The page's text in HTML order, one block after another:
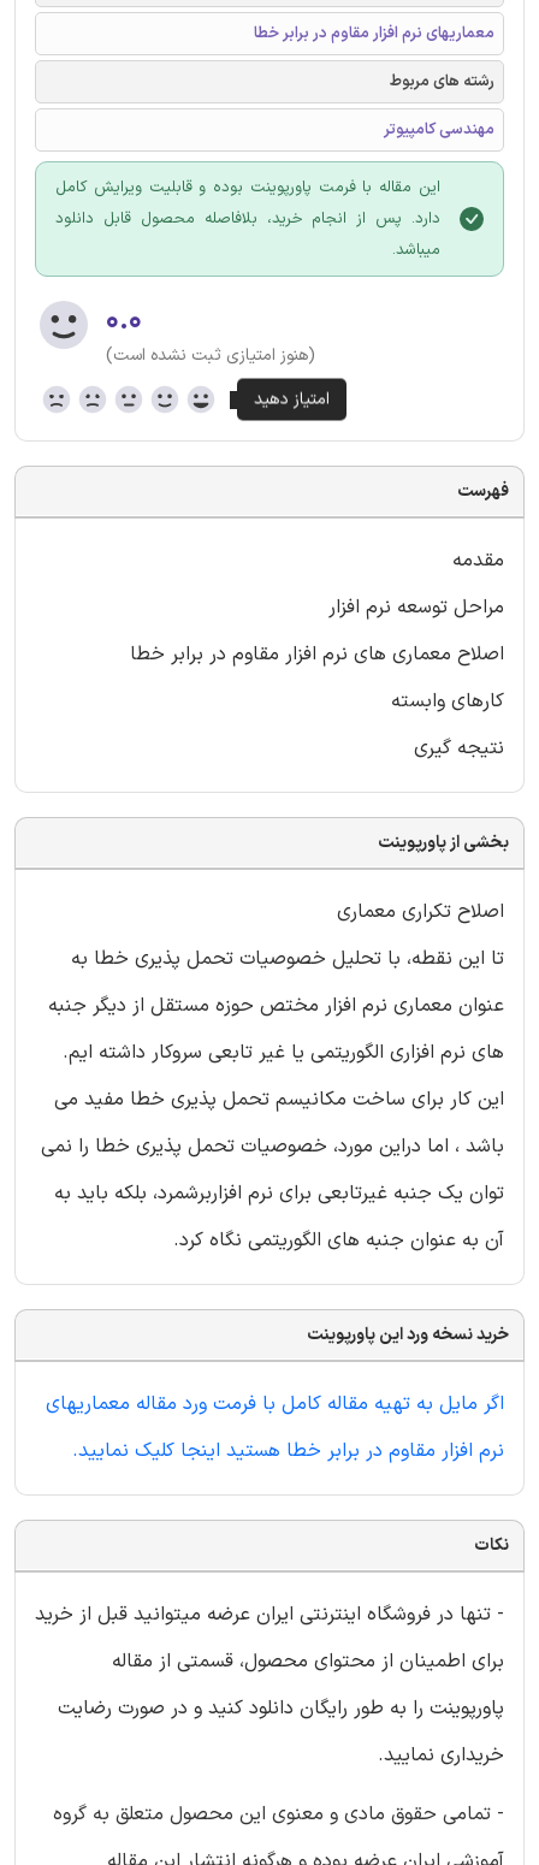
معماریهای نرم افزار مقاوم در برابر خطا
رشته های مربوط
مهندسی کامپیوتر
این مقاله با فرمت پاورپوینت بوده و قابلیت ویرایش کامل
دارد. پس از انجام خرید، بلافاصله محصول قابل دانلود
میباشد.
۰.۰
(هنوز امتیازی ثبت نشده است)
فهرست
مقدمه
مراحل توسعه نرم افزار
اصلاح معماری های نرم افزار مقاوم در برابر خطا
کارهای وابسته
نتیجه گیری
بخشی از پاورپوینت
اصلاح تکراری معماری
تا این نقطه، با تحلیل خصوصیات تحمل پذیری خطا به
عنوان معماری نرم افزار مختص حوزه مستقل از دیگر جنبه
های نرم افزاری الگوریتمی یا غیر تابعی سروکار داشته ایم.
این کار برای ساخت مکانیسم تحمل پذیری خطا مفید می
باشد ، اما دراین مورد، خصوصیات تحمل پذیری خطا را نمی
توان یک جنبه غیرتابعی برای نرم افزاربرشمرد، بلکه باید به
آن به عنوان جنبه های الگوریتمی نگاه کرد.
خرید نسخه ورد این پاورپوینت
اگر مایل به تهیه مقاله کامل با فرمت ورد مقاله معماریهای
نرم افزار مقاوم در برابر خطا هستید اینجا کلیک نمایید.
نکات
- تنها در فروشگاه اینترنتی ایران عرضه میتوانید قبل از خرید
برای اطمینان از محتوای محصول، قسمتی از مقاله
پاورپوینت را به طور رایگان دانلود کنید و در صورت رضایت
خریداری نمایید.
- تمامی حقوق مادی و معنوی این محصول متعلق به گروه